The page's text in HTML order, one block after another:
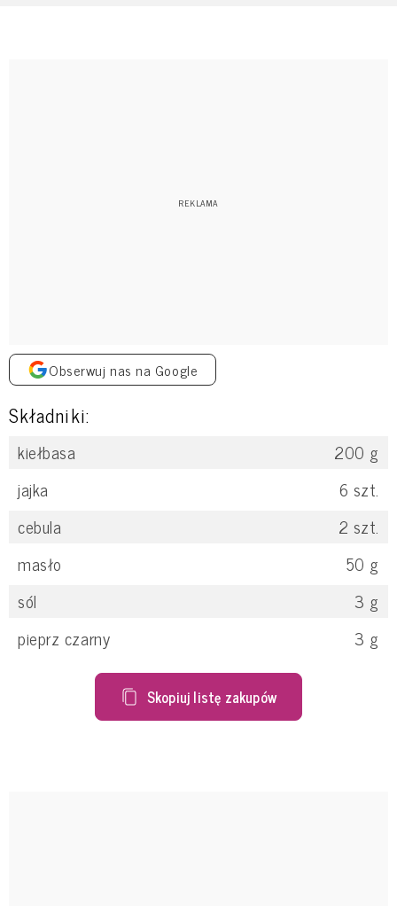
Obserwuj nas na Google
Składniki:
kiełbasa 200 g
jajka
6 szt.
cebula
2 szt.
masło
50 g
sól
3 g
pieprz czarny
3 g
Skopiuj listę zakupów